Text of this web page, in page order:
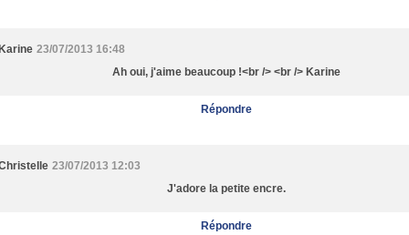
Karine 23/07/2013 16:48
Ah oui, j'aime beaucoup !<br /> <br /> Karine
Répondre
23/07/2013 12:03
J'adore la petite encre.
Répondre